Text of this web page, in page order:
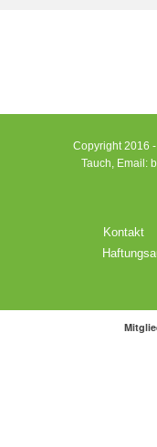
Copyright 2016
Tauch, Email:
Kontakt